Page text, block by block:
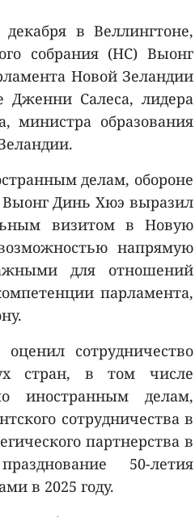
в Веллингтоне,
собрания (НС) Выонг
Новой Зеландии
Дженни Салеса, лидера
министра образования
делам, обороне
Выонг Динь Хюэ выразил
визитом в Новую
напрямую
для отношений
парламента,
сотрудничество
стран, в том числе
иностранным делам,
сотрудничества в
партнерства в
50-летия
в 2025 году.